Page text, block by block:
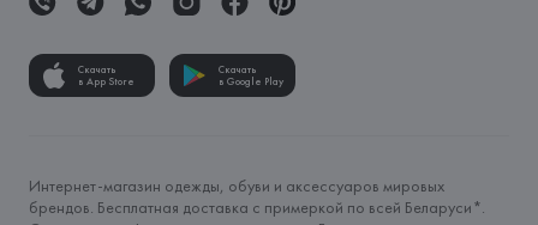
Скачать
в App Store
Скачать
в Google Play
Интернет-магазин одежды, обуви и аксессуаров мировых
брендов. Бесплатная доставка с примеркой по всей Беларуси*.